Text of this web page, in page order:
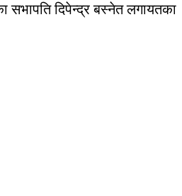
सभापति दिपेन्द्र बस्नेत लगायतका